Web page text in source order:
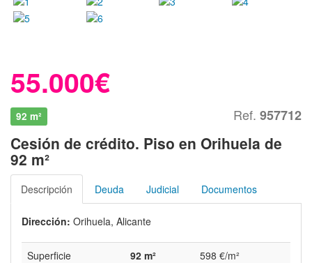
55.000€
Ref. 957712
92 m²
Cesión de crédito. Piso en Orihuela de
92 m²
Descripción Deuda Judicial Documentos
Dirección: Orihuela, Alicante
Superficie 92 m²
598 €/m²